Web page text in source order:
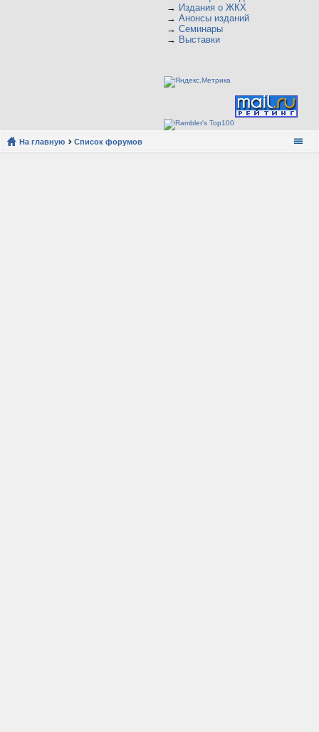
→ Издания о ЖКХ
→ Анонсы изданий
→ Семинары
→ Выставки
На главную Список форумов